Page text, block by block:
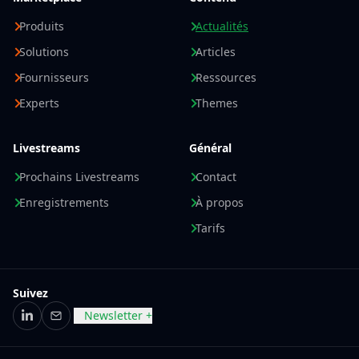
Produits
Solutions
Fournisseurs
Experts
Actualités
Articles
Ressources
Themes
Livestreams
Prochains Livestreams
Enregistrements
Général
Contact
À propos
Tarifs
Suivez
LinkedIn
E-mailNewsletter +